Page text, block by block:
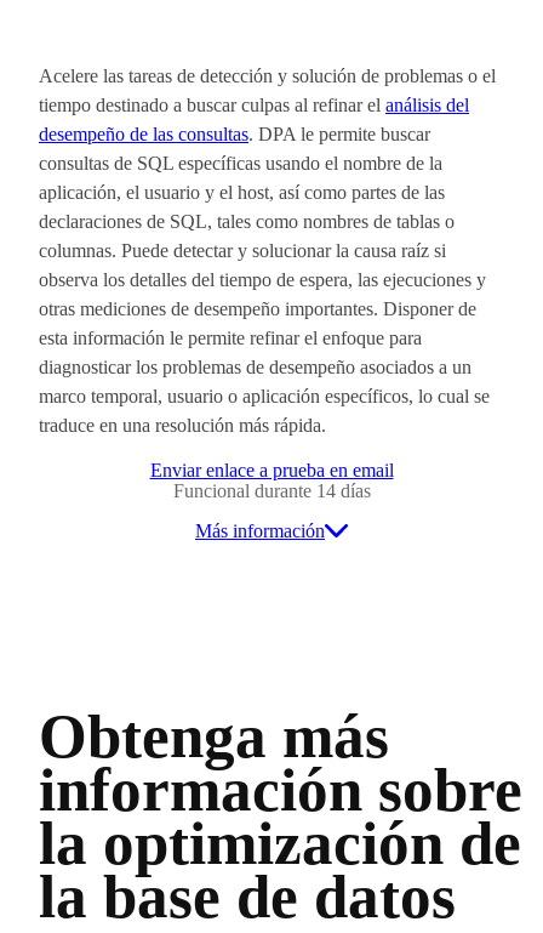
Acelere las tareas de detección y solución de problemas o el
tiempo destinado a buscar culpas al refinar el análisis del
desempeño de las consultas. DPA le permite buscar
consultas de SQL específicas usando el nombre de la
aplicación, el usuario y el host, así como partes de las
declaraciones de SQL, tales como nombres de tablas o
columnas. Puede detectar y solucionar la causa raíz si
observa los detalles del tiempo de espera, las ejecuciones y
otras mediciones de desempeño importantes. Disponer de
esta información le permite refinar el enfoque para
diagnosticar los problemas de desempeño asociados a un
marco temporal, usuario o aplicación específicos, lo cual se
traduce en una resolución más rápida.
Enviar enlace a prueba en email
Funcional durante 14 días
Más información
Obtenga más
información sobre
la optimización de
la base de datos